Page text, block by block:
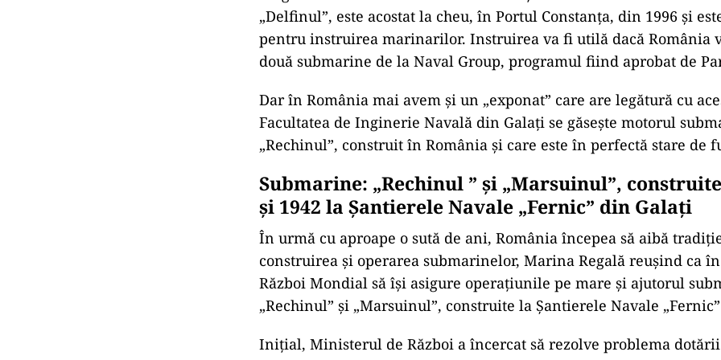
„Delfinul”, este acostat la cheu, în Portul Constanța, din 1996 și
pentru instruirea marinarilor. Instruirea va fi utilă dacă România
două submarine de la Naval Group, programul fiind aprobat de
Dar în România mai avem și un „exponat” care are legătură cu
Facultatea de Inginerie Navală din Galați se găsește motorul
„Rechinul”, construit în România și care este în perfectă stare de
Submarine: „Rechinul ” și „Marsuinul”,
și 1942 la Șantierele Navale „Fernic” din Galați
În urmă cu aproape o sută de ani, România începea să aibă
construirea și operarea submarinelor, Marina Regală reușind ca
Război Mondial să își asigure operațiunile pe mare și ajutorul
„Rechinul” și „Marsuinul”, construite la Șantierele Navale
Inițial, Ministerul de Război a încercat să rezolve problema